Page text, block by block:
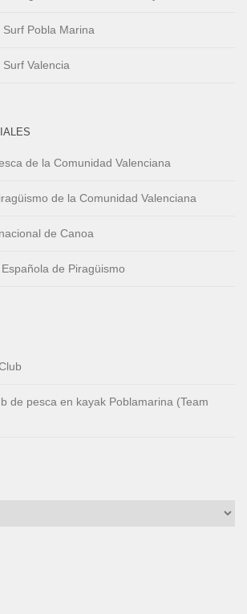
Pobla Marina
Valencia
de la Comunidad Valenciana
de la Comunidad Valenciana
de Canoa
de Piragüismo
de pesca en kayak Poblamarina (Team